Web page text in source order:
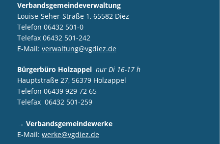
Verbandsgemeindeverwaltung
Louise-Seher-Straße 1, 65582 Diez
Telefon 06432 501-0
Telefax 06432 501-242
E-Mail: verwaltung@vgdiez.de
Bürgerbüro Holzappel nur Di 16-17 h
Hauptstraße 27, 56379 Holzappel
Telefon 06439 929 72 65
Telefax 06432 501-259
→ Verbandsgemeindewerke
E-Mail: werke@vgdiez.de